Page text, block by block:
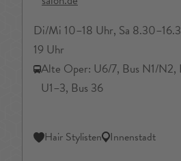
Di/Mi 10–18 Uhr, Sa
19 Uhr
Alte Oper: U6/7, Bus N1/N2,
U1–3, Bus 36
Hair Stylisten Innenstadt